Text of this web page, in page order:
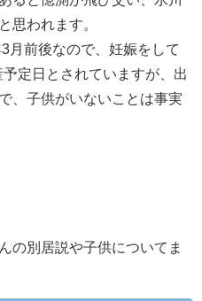
思われます。
月前後なので、妊娠をして
定日とされていますが、出
、子供がいないことは事実
の別居説や子供についてま